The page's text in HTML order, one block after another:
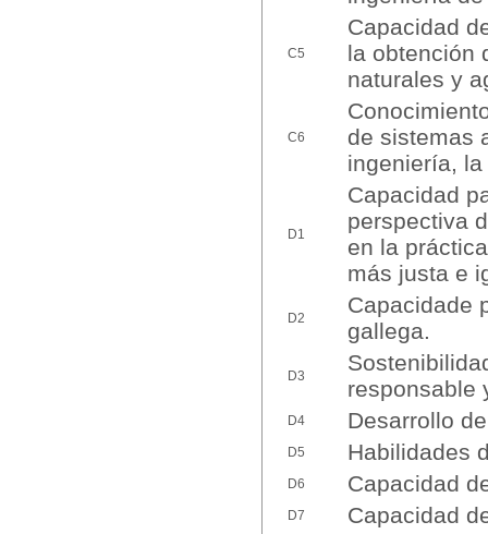
C5
Capacidad
la obtención
naturales y
C6
de sistemas
ingeniería,
D1
Capacidad
perspectiva
en la
más justa e
D2
Capacidade
gallega.
D3
responsable
D4 Desarrollo
D5 Habilidades
D6 Capacidad
D7 Capacidad